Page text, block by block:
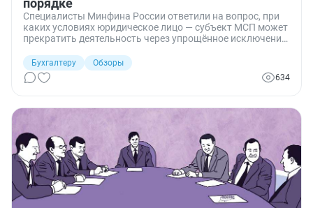
порядке
Специалисты Минфина России ответили на вопрос, при
каких условиях юридическое лицо — субъект МСП может
прекратить деятельность через упрощённое исключение
режим и статус плательщика НДС.
Бухгалтеру
Обзоры
634